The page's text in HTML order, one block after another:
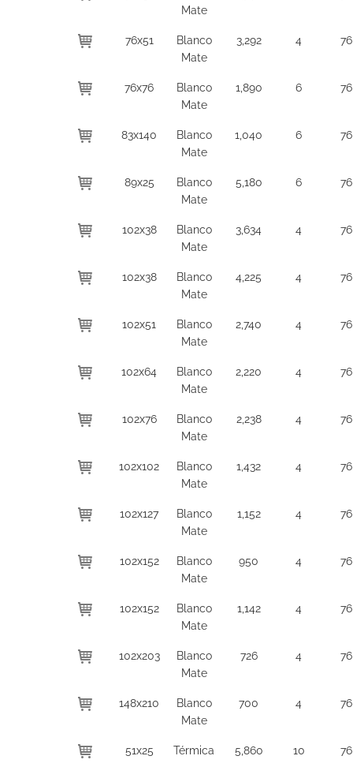
Mate
76x51
Blanco
Mate
3,292 4 76
76x76
Blanco
Mate
1,890 6 76
83x140
Blanco
Mate
1,040 6 76
89x25
Blanco
Mate
5,180 6 76
102x38
Blanco
Mate
3,634 4 76
102x38
Blanco
Mate
4,225 4 76
102x51
Blanco
Mate
2,740 4 76
102x64
Blanco
Mate
2,220 4 76
102x76
Blanco
Mate
2,238 4 76
102x102
Blanco
Mate
1,432 4 76
102x127
Blanco
Mate
1,152 4 76
102x152
Blanco
Mate
950 4 76
102x152
Blanco
Mate
1,142 4 76
102x203
Blanco
Mate
726 4 76
148x210
Blanco
Mate
700 4 76
51x25 Térmica 5,860 10 76